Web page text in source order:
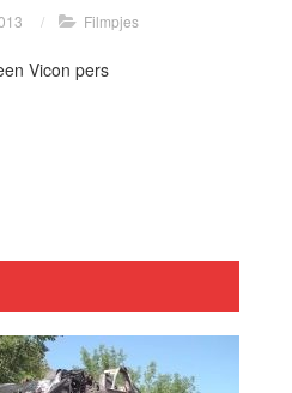
/ Filmpjes
Vicon pers